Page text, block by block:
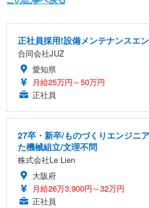
正社員採用!設備メンテナンスエ
合同会社JUZ
愛知県
月給25万円～50万円
正社員
27卒・新卒/ものづくりエンジニ
た機械組立/文理不問
株式会社Le Lien
大阪府
月給26万3,900円～32万円
正社員